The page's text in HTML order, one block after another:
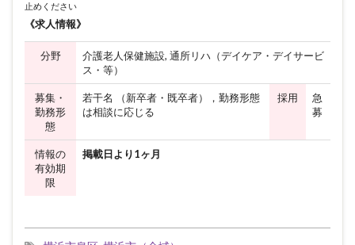
止めください
《求人情報》
分野
介護老人保健施設, 通所リハ（デイケア・デイサービ
ス・等）
募集・
勤務形
態
若干名 （新卒者・既卒者），勤務形態
は相談に応じる
採用
急
募
情報の
有効期
限
掲載日より1ヶ月